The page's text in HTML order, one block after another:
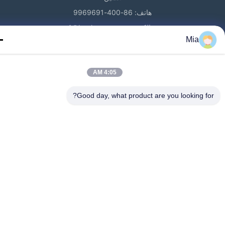
هاتف: 86-400-9969691
بريد إلكتروني: cs1@bexkom.com
اتصل بناأخبارجميع القضايا
Mia
4:05 AM
Good day, what product are you looking